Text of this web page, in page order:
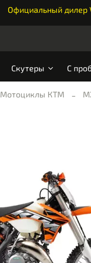
Официальный дилер
Скутеры С
Мотоциклы КТМ